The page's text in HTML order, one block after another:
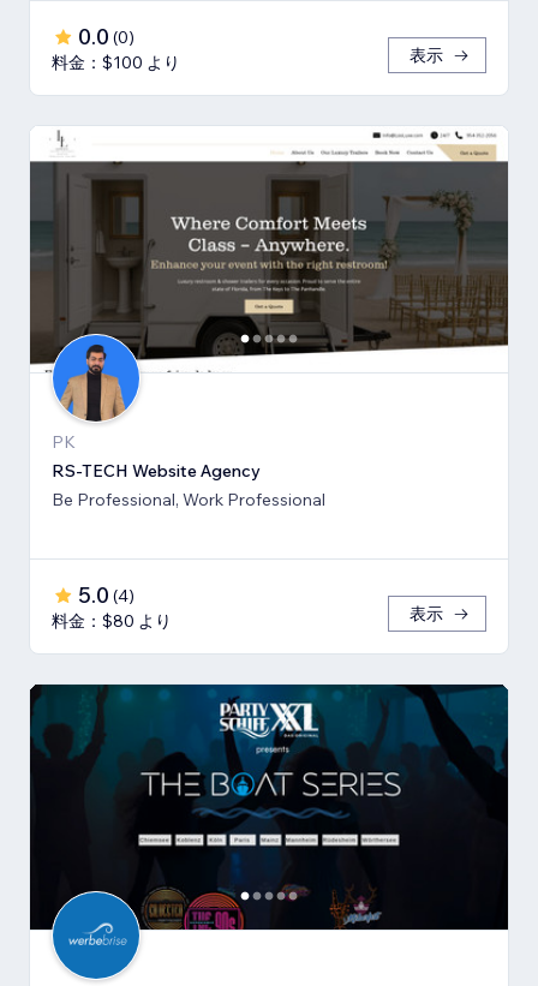
0.0 (0)
料金：$100 より
表示
PK
RS-TECH Website Agency
Be Professional, Work Professional
5.0 (4)
料金：$80 より
表示